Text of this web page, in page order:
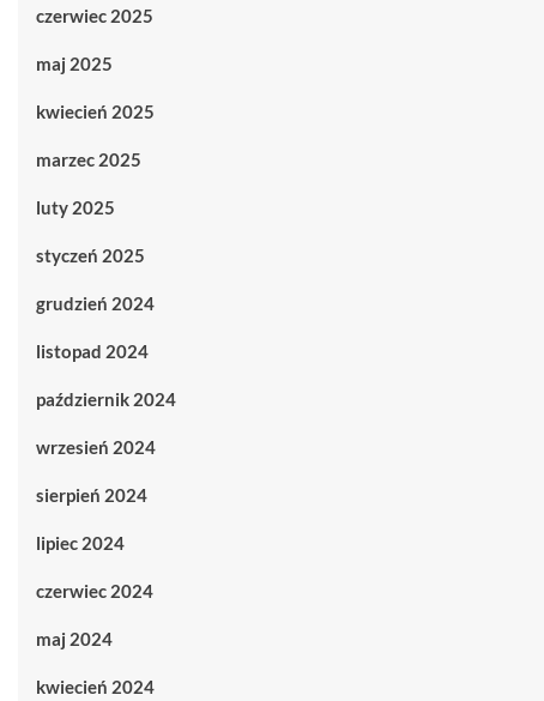
czerwiec 2025
maj 2025
kwiecień 2025
marzec 2025
luty 2025
styczeń 2025
grudzień 2024
listopad 2024
październik 2024
wrzesień 2024
sierpień 2024
lipiec 2024
czerwiec 2024
maj 2024
kwiecień 2024